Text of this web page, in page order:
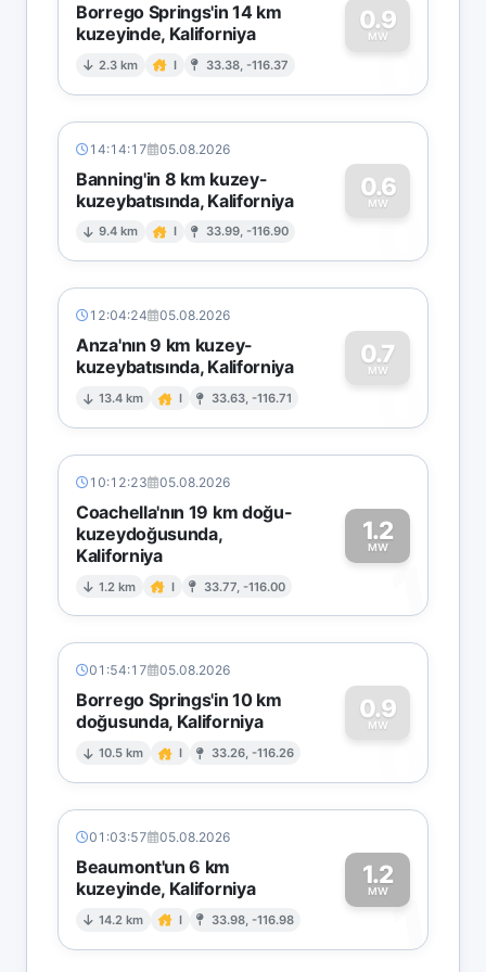
Borrego Springs'in 14 km
kuzeyinde, Kaliforniya
2.3 km I 33.38, -116.37
0.9
MW
0
14:14:17 05.08.2026
Banning'in 8 km kuzey-
kuzeybatısında, Kaliforniya
9.4 km I 33.99, -116.90
0.6
MW
0
12:04:24 05.08.2026
Anza'nın 9 km kuzey-
kuzeybatısında, Kaliforniya
13.4 km I 33.63, -116.71
0.7
MW
0
10:12:23 05.08.2026
Coachella'nın 19 km doğu-
kuzeydoğusunda,
Kaliforniya
1.2 km I 33.77, -116.00
1.2
MW
1
01:54:17 05.08.2026
Borrego Springs'in 10 km
doğusunda, Kaliforniya
10.5 km I 33.26, -116.26
0.9
MW
0
01:03:57 05.08.2026
Beaumont'un 6 km
kuzeyinde, Kaliforniya
14.2 km I 33.98, -116.98
1.2
MW1